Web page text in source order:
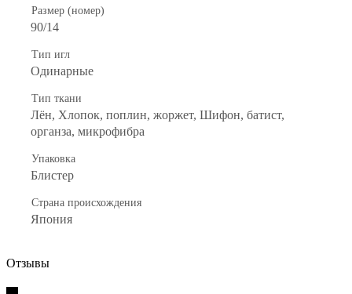
Размер (номер)
90/14
Тип игл
Одинарные
Тип ткани
Лён, Хлопок, поплин, жоржет, Шифон, батист,
органза, микрофибра
Упаковка
Блистер
Страна происхождения
Япония
Отзывы